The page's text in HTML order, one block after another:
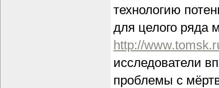
технологию
для целого ряда
http://
исследователи
проблемы с